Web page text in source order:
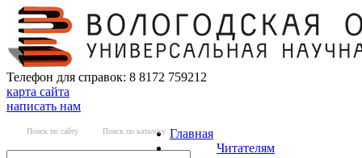
Телефон для справок: 8 8172 759212
карта сайта
написать нам
Поиск по сайту Поиск по каталогу Главная
Читателям